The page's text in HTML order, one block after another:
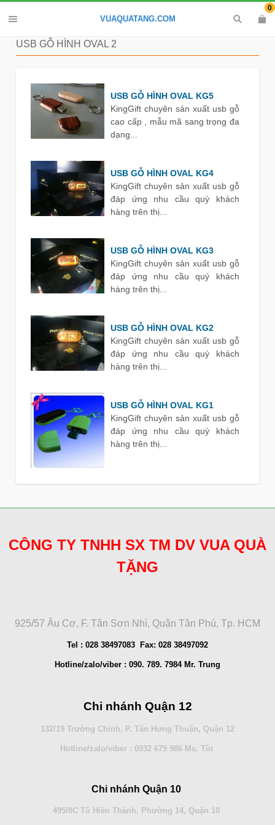
VUAQUATANG.COM
0
USB GỖ HÌNH OVAL 2
USB GỖ HÌNH OVAL KG5
KingGift chuyên sản xuất usb gỗ
cao cấp , mẫu mã sang trọng đa
dạng...
USB GỖ HÌNH OVAL KG4
KingGift chuyên sản xuất usb gỗ
đáp ứng nhu cầu quý khách
hàng trên thị...
USB GỖ HÌNH OVAL KG3
KingGift chuyên sản xuất usb gỗ
đáp ứng nhu cầu quý khách
hàng trên thị...
USB GỖ HÌNH OVAL KG2
KingGift chuyên sản xuất usb gỗ
đáp ứng nhu cầu quý khách
hàng trên thị...
USB GỖ HÌNH OVAL KG1
KingGift chuyên sản xuất usb gỗ
đáp ứng nhu cầu quý khách
hàng trên thị...
CÔNG TY TNHH SX TM DV VUA QUÀ
TẶNG
925/57 Âu Cơ, F. Tân Sơn Nhì, Quận Tân Phú, Tp. HCM
Tel : 028 38497083 Fax: 028 38497092
Hotline/zalo/viber : 090. 789. 7984 Mr. Trung
Chi nhánh Quận 12
132/19 Trường Chinh, P. Tân Hưng Thuận, Quận 12
Hotline/zalo/viber : 0932 679 986 Ms. Tín
Chi nhánh Quận 10
495/8C Tô Hiến Thành, Phường 14, Quận 10